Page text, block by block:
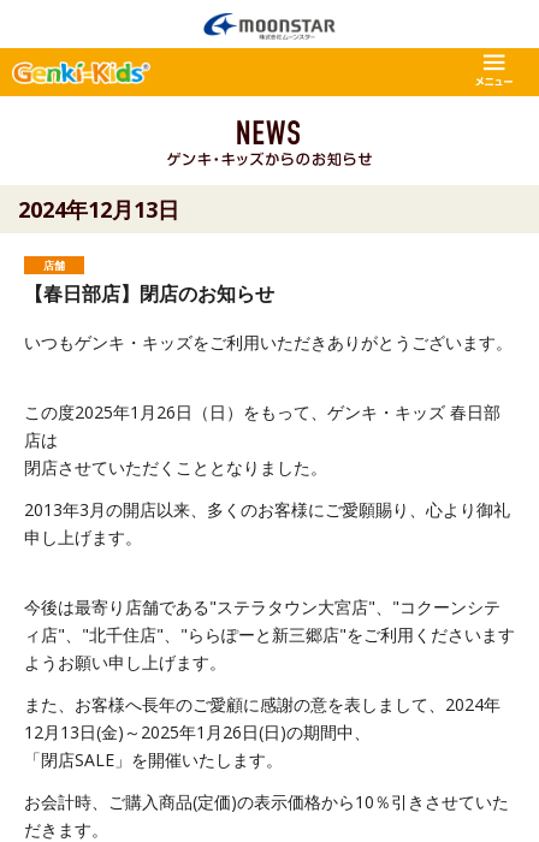
2024年12月13日
店舗
【春日部店】閉店のお知らせ
いつもゲンキ・キッズをご利用いただきありがとうございます。
この度2025年1月26日（日）をもって、ゲンキ・キッズ 春日部
店は
閉店させていただくこととなりました。
2013年3月の開店以来、多くのお客様にご愛願賜り、心より御礼
申し上げます。
今後は最寄り店舗である"ステラタウン大宮店"、"コクーンシテ
ィ店"、"北千住店"、"ららぽーと新三郷店"をご利用くださいます
ようお願い申し上げます。
また、お客様へ長年のご愛顧に感謝の意を表しまして、2024年
12月13日(金)～2025年1月26日(日)の期間中、
「閉店SALE」を開催いたします。
お会計時、ご購入商品(定価)の表示価格から10％引きさせていた
だきます。